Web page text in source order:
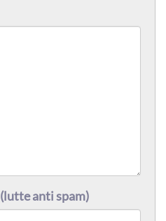
(lutte anti spam)